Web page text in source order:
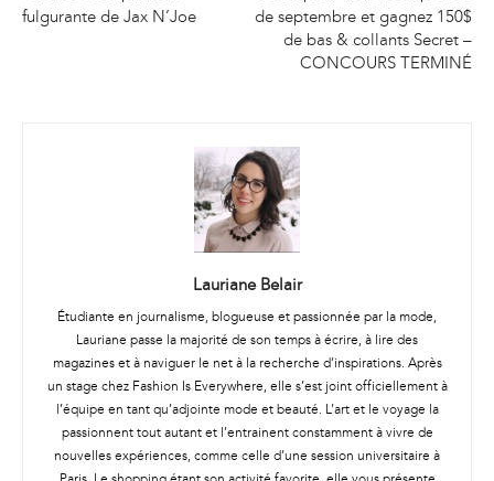
fulgurante de Jax N’Joe
de septembre et gagnez 150$
de bas & collants Secret –
CONCOURS TERMINÉ
Lauriane Belair
Étudiante en journalisme, blogueuse et passionnée par la mode,
Lauriane passe la majorité de son temps à écrire, à lire des
magazines et à naviguer le net à la recherche d’inspirations. Après
un stage chez Fashion Is Everywhere, elle s’est joint officiellement à
l’équipe en tant qu’adjointe mode et beauté. L’art et le voyage la
passionnent tout autant et l’entrainent constamment à vivre de
nouvelles expériences, comme celle d’une session universitaire à